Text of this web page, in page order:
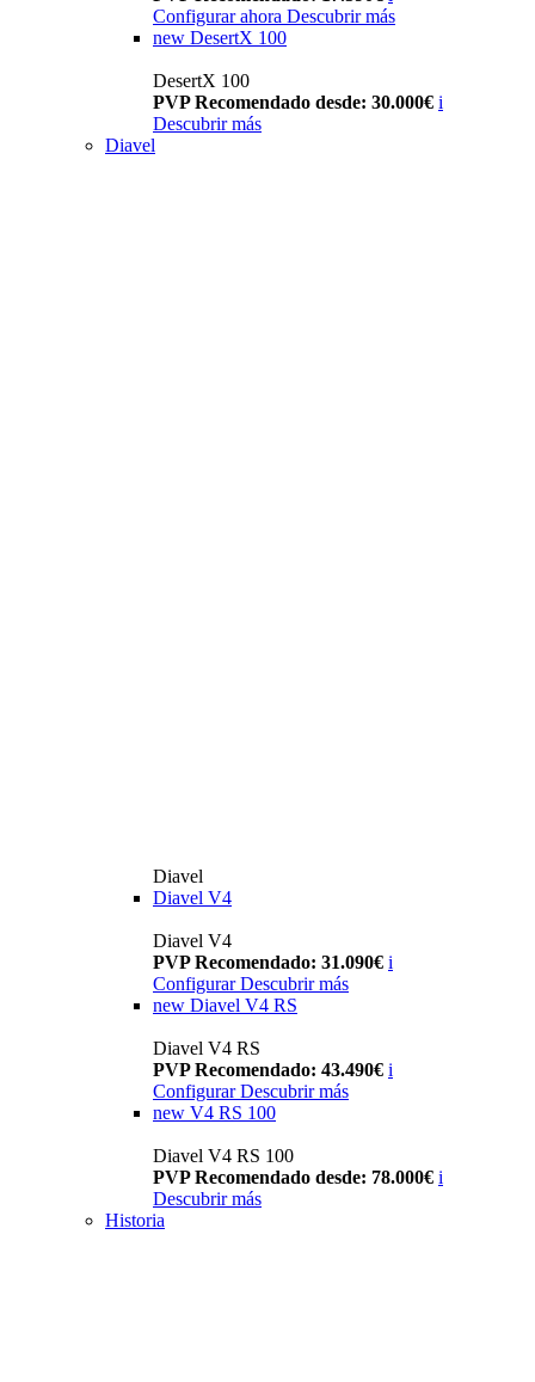
Configurar ahora Descubrir más
new DesertX 100
DesertX 100
PVP Recomendado desde: 30.000€ i
Descubrir más
Diavel
Diavel
Diavel V4
Diavel V4
PVP Recomendado: 31.090€ i
Configurar Descubrir más
new Diavel V4 RS
Diavel V4 RS
PVP Recomendado: 43.490€ i
Configurar Descubrir más
new V4 RS 100
Diavel V4 RS 100
PVP Recomendado desde: 78.000€ i
Descubrir más
Historia